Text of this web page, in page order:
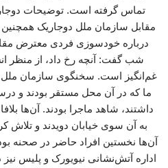
تماس گرفته است. توضیحات
مقابل سازمان ملل دوجاریک همچنین
درباره خودسوزی فردی معترض
شب گفت: آنچه رخ داد، از منظر
غم‌انگیز است. سخنگوی سازمان ملل
ما که در آن محل مستقر بودند و
داشتند، شاهد ماجرا بودند. آن‌ها
به آن سوی خیابان دویدند و تلاش
آن‌ها نخستین افراد حاضر در صحنه
اداره آتش‌نشانی نیویورک و پلیس